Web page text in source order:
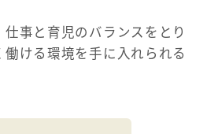
事と育児のバランスをとり
ける環境を手に入れられる